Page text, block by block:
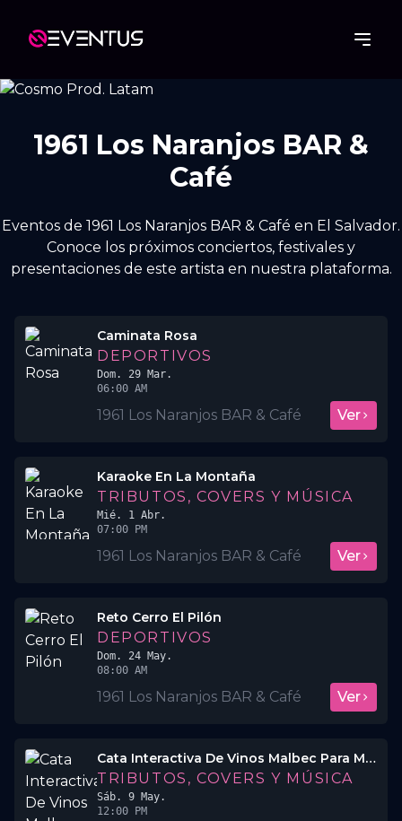
1961 Los Naranjos BAR &
Café
Eventos de 1961 Los Naranjos BAR & Café en El Salvador.
Conoce los próximos conciertos, festivales y
presentaciones de este artista en nuestra plataforma.
Caminata Rosa
DEPORTIVOS
Dom. 29 Mar.
06:00 AM
1961 Los Naranjos BAR & Café Ver
Karaoke En La Montaña
TRIBUTOS, COVERS Y MÚSICA
Mié. 1 Abr.
07:00 PM
1961 Los Naranjos BAR & Café Ver
Reto Cerro El Pilón
DEPORTIVOS
Dom. 24 May.
08:00 AM
1961 Los Naranjos BAR & Café Ver
Cata Interactiva De Vinos Malbec Para Mamá
TRIBUTOS, COVERS Y MÚSICA
Sáb. 9 May.
12:00 PM